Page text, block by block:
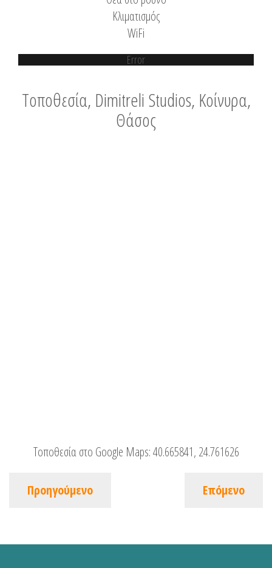
Κλιματισμός
WiFi
Error
Τοποθεσία, Dimitreli Studios, Κοίνυρα,
Θάσος
Τοποθεσία στο Google Maps:40.665841, 24.761626
Προηγούμενο Επόμενο